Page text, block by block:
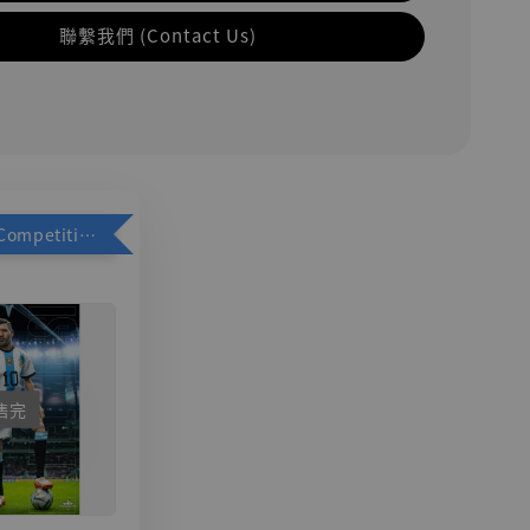
聯繫我們 (Contact Us)
加購優惠【Competitive Toys 梅西 [CM001]】
完